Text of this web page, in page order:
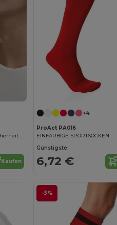
Eleganter Kartenhalter mit Sicherheitsfach
Kaufen
+4
ProAct PA016
EINFARBIGE SPORTSOCKEN
Günstigste:
6,72 €
-3%